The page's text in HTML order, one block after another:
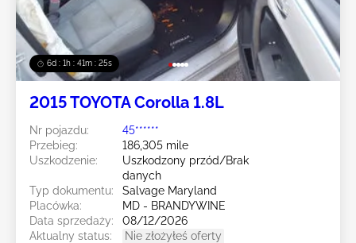
6d : 1h : 41m : 23s
2015 TOYOTA Corolla 1.8L
Nr pojazdu:
45******
Przebieg:
186,305 mile
Uszkodzenie:
Uszkodzony przód/Brak
danych
Typ dokumentu:
Salvage Maryland
Placówka:
MD - BRANDYWINE
Data sprzedaży:
08/12/2026
Aktualny status:
Nie złożyłeś oferty